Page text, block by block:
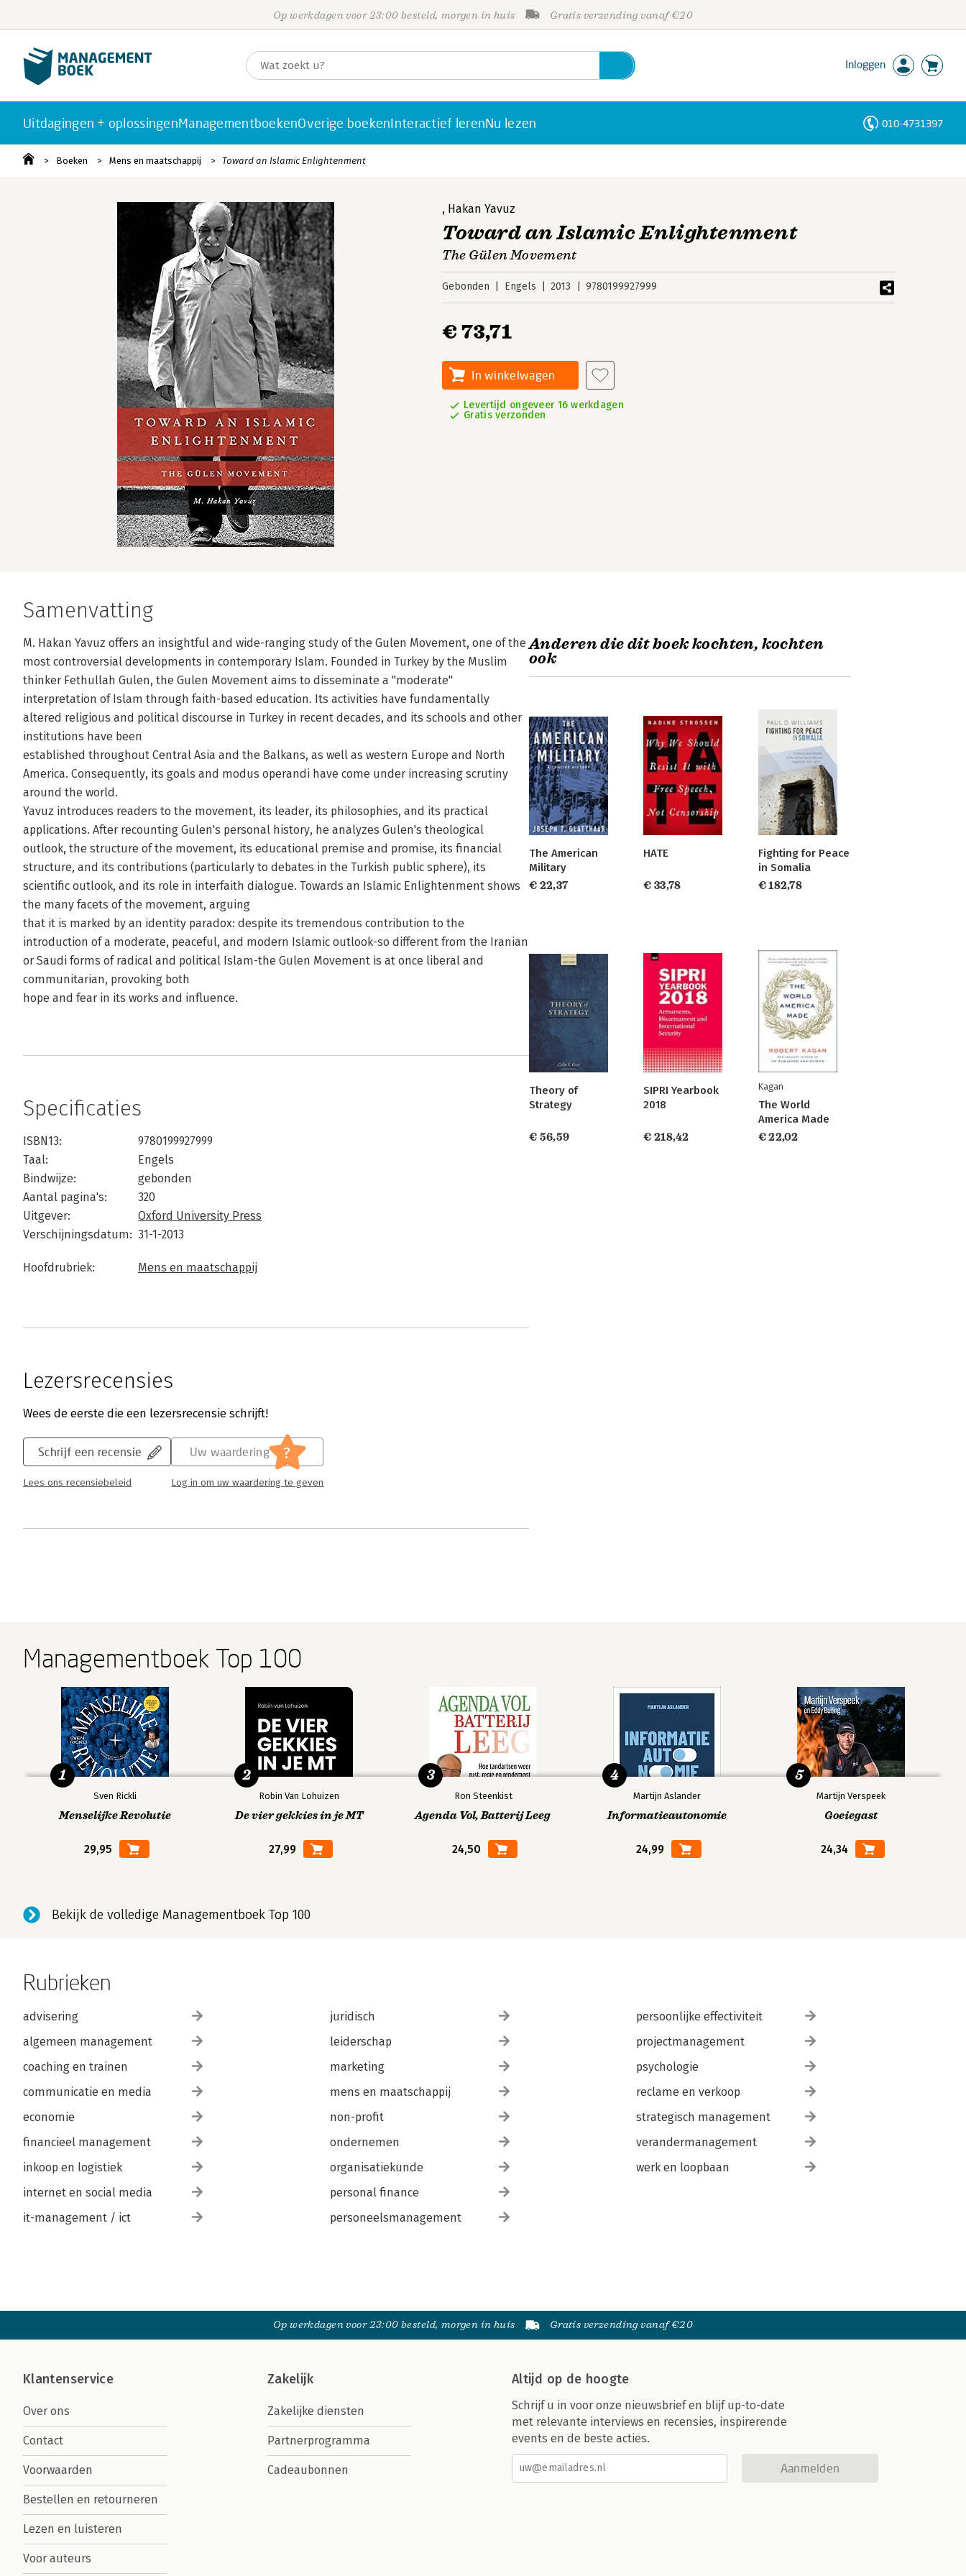
Op werkdagen voor 23:00 besteld, morgen in huis Gratis verzending vanaf €20
Inloggen
Uitdagingen + oplossingenManagementboekenOverige boekenInteractief lerenNu lezen 010-4731397
Boeken Mens en maatschappij Toward an Islamic Enlightenment
, Hakan Yavuz
Toward an Islamic Enlightenment
The Gülen Movement
Gebonden Engels 2013 9780199927999
€ 73,71
In winkelwagen
Levertijd ongeveer 16 werkdagen
Gratis verzonden
Samenvatting
M. Hakan Yavuz offers an insightful and wide-ranging study of the Gulen Movement, one of the
most controversial developments in contemporary Islam. Founded in Turkey by the Muslim
thinker Fethullah Gulen, the Gulen Movement aims to disseminate a ''moderate''
interpretation of Islam through faith-based education. Its activities have fundamentally
altered religious and political discourse in Turkey in recent decades, and its schools and other
institutions have been
established throughout Central Asia and the Balkans, as well as western Europe and North
America. Consequently, its goals and modus operandi have come under increasing scrutiny
around the world.
Yavuz introduces readers to the movement, its leader, its philosophies, and its practical
applications. After recounting Gulen's personal history, he analyzes Gulen's theological
outlook, the structure of the movement, its educational premise and promise, its financial
structure, and its contributions (particularly to debates in the Turkish public sphere), its
scientific outlook, and its role in interfaith dialogue. Towards an Islamic Enlightenment shows
the many facets of the movement, arguing
that it is marked by an identity paradox: despite its tremendous contribution to the
introduction of a moderate, peaceful, and modern Islamic outlook-so different from the Iranian
or Saudi forms of radical and political Islam-the Gulen Movement is at once liberal and
communitarian, provoking both
hope and fear in its works and influence.
Specificaties
ISBN13:
9780199927999
Taal:
Engels
Bindwijze:
gebonden
Aantal pagina's:
320
Uitgever:
Oxford University Press
Verschijningsdatum: 31-1-2013
Hoofdrubriek: Mens en maatschappij
Lezersrecensies
Wees de eerste die een lezersrecensie schrijft!
Schrijf een recensie
Lees ons recensiebeleid
Uw waardering ?
Log in om uw waardering te geven
Anderen die dit boek kochten, kochten
ook
The American
Military
€ 22,37
HATE
€ 33,78
Fighting for Peace
in Somalia
€ 182,78
Theory of
Strategy
€ 56,59
SIPRI Yearbook
2018
€ 218,42
Kagan
The World
America Made
€ 22,02
Managementboek Top 100
Sven Rickli
Menselijke Revolutie
29,95
1
Robin Van Lohuizen
De vier gekkies in je MT
27,99
2
Ron Steenkist
Agenda Vol, Batterij Leeg
24,50
3
Martijn Aslander
Informatieautonomie
24,99
4
Martijn Verspeek
Goeiegast
24,34
5
Bekijk de volledige Managementboek Top 100
Rubrieken
advisering
algemeen management
coaching en trainen
communicatie en media
economie
financieel management
inkoop en logistiek
internet en social media
it-management / ict
juridisch
leiderschap
marketing
mens en maatschappij
non-profit
ondernemen
organisatiekunde
personal finance
personeelsmanagement
persoonlijke effectiviteit
projectmanagement
psychologie
reclame en verkoop
strategisch management
verandermanagement
werk en loopbaan
Op werkdagen voor 23:00 besteld, morgen in huis Gratis verzending vanaf €20
Klantenservice
Over ons
Contact
Voorwaarden
Bestellen en retourneren
Lezen en luisteren
Voor auteurs
Zakelijk
Zakelijke diensten
Partnerprogramma
Cadeaubonnen
Altijd op de hoogte
Schrijf u in voor onze nieuwsbrief en blijf up-to-date
met relevante interviews en recensies, inspirerende
events en de beste acties.
Aanmelden
Personen